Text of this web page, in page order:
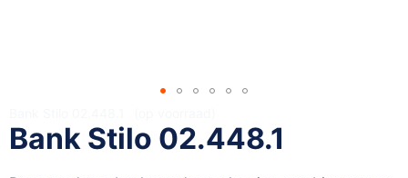
Bank Stilo 02.448.1
naar
het
begin